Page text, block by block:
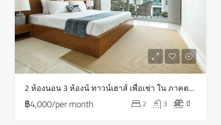
ส.ค.
พฤหัส
20
ส.ค.
ศุกร์ 2 ห้องนอน 3 ห้องน้ ทาวน์เฮาส์ เพื่อเช่า ใน ภาคตะวันออกเฉียงเหนือ – HR0054
฿4,000/per month 2 3 มี